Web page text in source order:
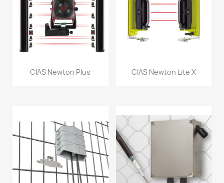
CIAS Newton Plus CIAS Newton Lite X